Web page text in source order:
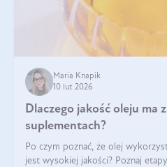
Maria Knapik
10 lut 2026
Dlaczego jakość oleju ma
suplementach?
Po czym poznać, że olej
jest wysokiej jakości? Poznaj